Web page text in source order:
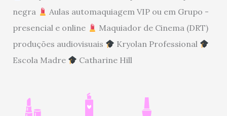
negra
Aulas automaquiagem VIP ou em Grupo -
presencial e online
Maquiador de Cinema (DRT)
produções audiovisuais
Kryolan Professional
Escola Madre
Catharine Hill